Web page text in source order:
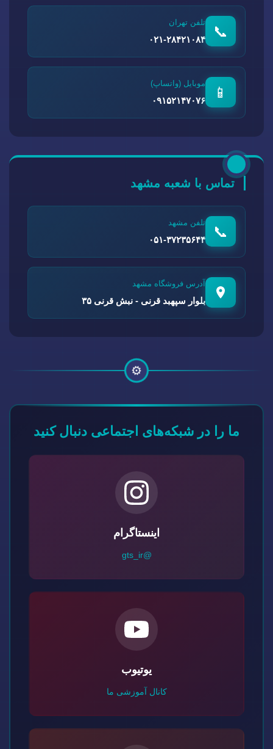
📞
تلفن تهران
۰۲۱-۲۸۴۲۱۰۸۴
📱
موبایل (واتساپ)
۰۹۱۵۲۱۴۷۰۷۶
تماس با شعبه مشهد
📞
تلفن مشهد
۰۵۱-۳۷۲۳۵۶۴۴
آدرس فروشگاه مشهد
بلوار سپهبد قرنی - نبش قرنی ۳۵
⚙️
ما را در شبکه‌های اجتماعی دنبال کنید
اینستاگرام
@gts_ir
یوتیوب
کانال آموزشی ما